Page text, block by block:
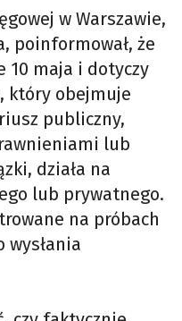
w Warszawie,
poinformował, że
10 maja i dotyczy
który obejmuje
publiczny,
lub
działa na
lub prywatnego.
na próbach